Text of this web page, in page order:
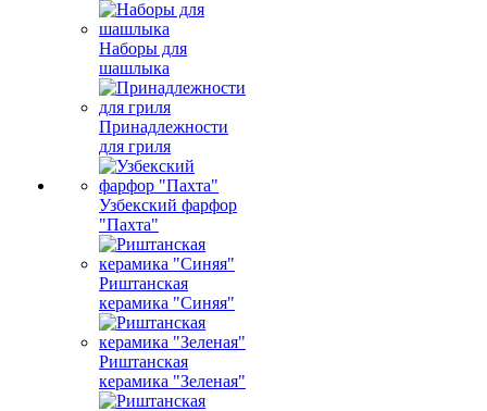
Наборы для
шашлыка
Принадлежности
для гриля
Узбекский фарфор
"Пахта"
Риштанская
керамика "Синяя"
Риштанская
керамика "Зеленая"